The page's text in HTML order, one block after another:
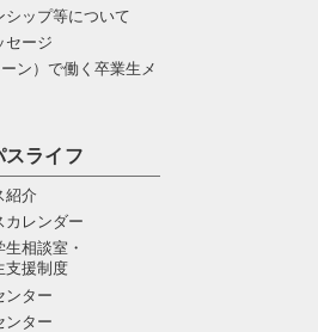
シップ等について
セージ
ン）で働く卒業生メ
スライフ
紹介
カレンダー
相談室・
支援制度
ンター
ンター